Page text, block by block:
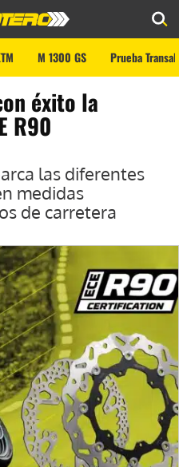
M 1300 GS Prueba
éxito la
R90
las diferentes
medidas
de carretera